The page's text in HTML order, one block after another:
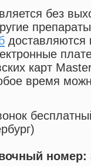
без
доставляются
карт
время
номер: